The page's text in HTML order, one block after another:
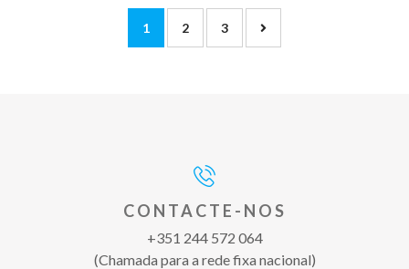
1 2 3
CONTACTE-NOS
+351 244 572 064
(Chamada para a rede fixa nacional)